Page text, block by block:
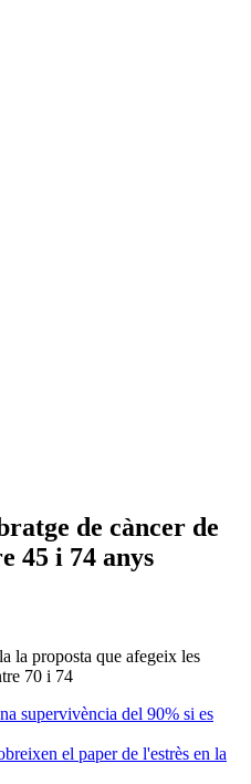
de càncer de
45 i 74 anys
la proposta que afegeix les
70 i 74
supervivència del 90% si es
el paper de l'estrès en la